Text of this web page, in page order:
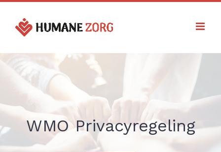
inhoud
WMO Privacyregeling